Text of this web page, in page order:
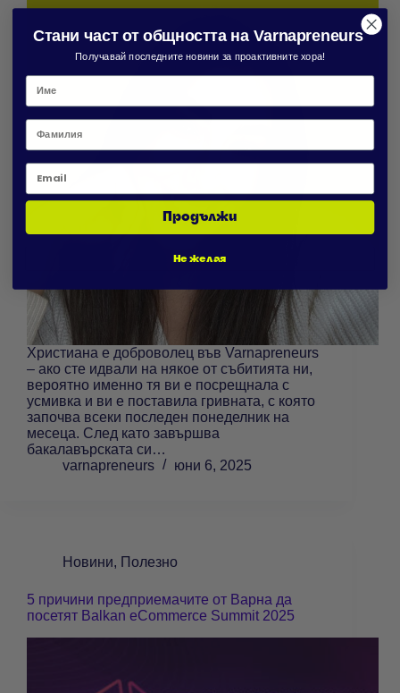
Христиана е доброволец във Varnapreneurs
– ако сте идвали на някое от събитията ни,
вероятно именно тя ви е посрещнала с
усмивка и ви е поставила гривната, с която
започва всеки последен понеделник на
месеца. След като завършва
бакалавърската си…
varnapreneurs
юни 6, 2025
Новини, Полезно
5 причини предприемачите от Варна да
посетят Balkan eCommerce Summit 2025
Стани част от общността на Varnapreneurs
Получавай последните новини за проактивните хора!
Фамилия
Email
Продължи
Не желая